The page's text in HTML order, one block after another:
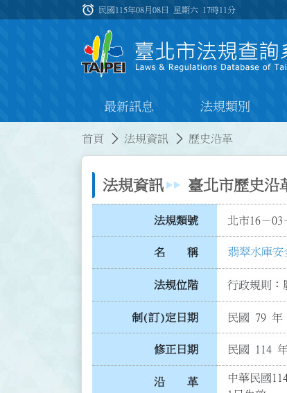
:::
alarm 民國115年08月08日 星期六 17時11分
最新訊息 法規類別
首頁 法規資訊 歷史沿革
法規資訊 臺北市歷史沿
法規類號 北市16－03
名 稱 翡翠水庫安
法規位階 行政規則：
制(訂)定日期 民國 79
修正日期 民國 114
沿 革
中華民國